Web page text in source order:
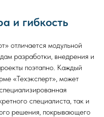
и гибкость
отличается модульной
разработки, внедрения и
поэтапно. Каждый
«Техэксперт», может
специалиста, так и
решения, покрывающего